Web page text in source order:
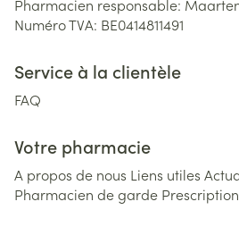
Pharmacien responsable:
Numéro TVA: BE0414811491
Service à la clientèle
FAQ
Votre pharmacie
A propos de nous Liens utiles
Pharmacien de garde Prescription